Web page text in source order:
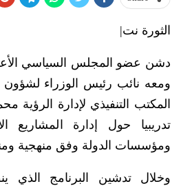
الثورة نت|
دشن عضو المجلس السياسي
ومعه نائب رئيس الوزراء لشؤون
المكتب التنفيذي لإدارة الرؤية
تدريبيا حول إدارة المشاريع
ومؤسسات الدولة وفق منهجية
وخلال تدشين البرنامج الذي